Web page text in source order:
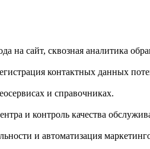
на сайт, сквозная аналитика
контактных данных
и справочниках.
и контроль качества
и автоматизация